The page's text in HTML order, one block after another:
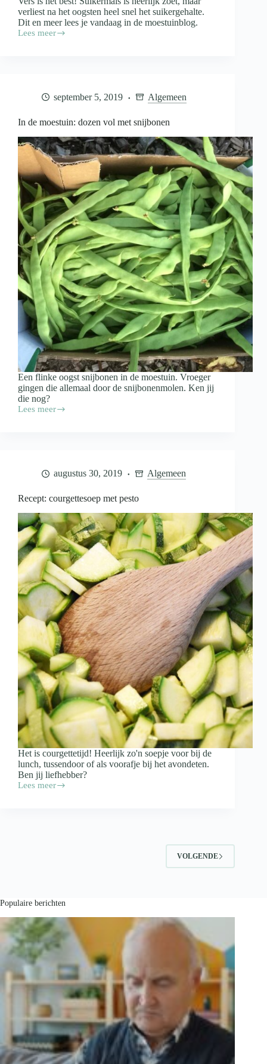
verliest na het oogsten heel snel het suikergehalte.
Dit en meer lees je vandaag in de moestuinblog.
Lees meer
In
september 5, 2019 Algemeen
In de moestuin: dozen vol met snijbonen
Een flinke oogst snijbonen in de moestuin. Vroeger
gingen die allemaal door de snijbonenmolen. Ken jij
die nog?
Lees meer
In
snijbonen augustus 30, 2019 Algemeen
Recept: courgettesoep met pesto
Het is courgettetijd! Heerlijk zo'n soepje voor bij de
lunch, tussendoor of als voorafje bij het avondeten.
Ben jij liefhebber?
Lees meer
Recept:
VOLGENDE
Populaire berichten